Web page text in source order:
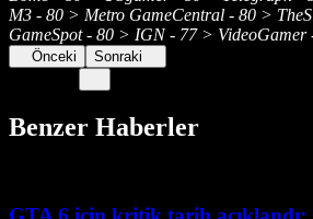
M3 - 80 > Metro GameCentral - 80 >
GameSpot - 80 > IGN - 77 > VideoGamer
Önceki Sonraki
Benzer Haberler